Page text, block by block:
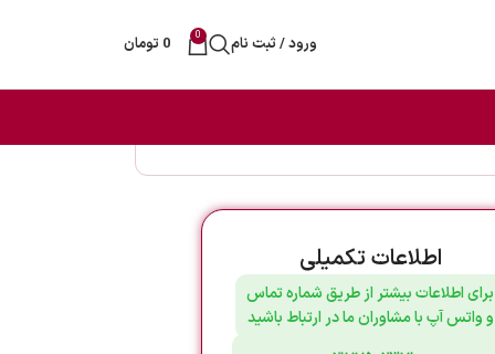
ورود / ثبت نام 0
0 تومان
اطلاعات تکمیلی
برای اطلاعات بیشتر از طریق شماره تماس
و واتس آپ با مشاوران ما در ارتباط باشید